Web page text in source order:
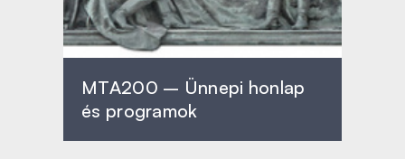
MTA200 – Ünnepi honlap
és programok